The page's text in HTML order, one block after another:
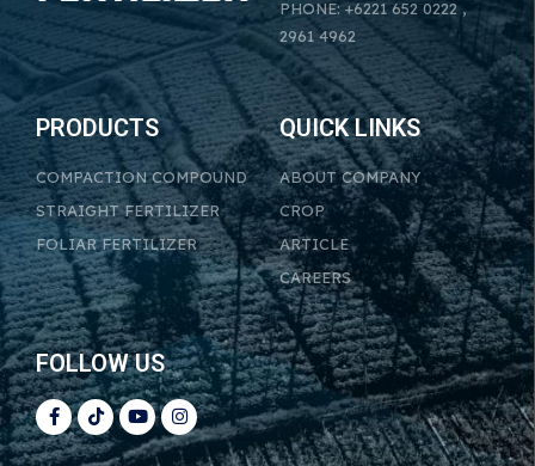
PHONE: +6221 652 0222 ,
2961 4962
PRODUCTS
COMPACTION COMPOUND
STRAIGHT FERTILIZER
FOLIAR FERTILIZER
QUICK LINKS
ABOUT COMPANY
CROP
ARTICLE
CAREERS
FOLLOW US